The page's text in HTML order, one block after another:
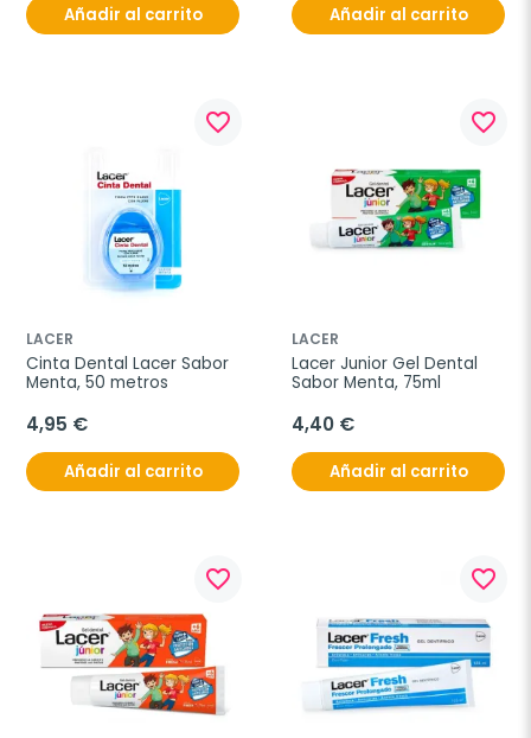
Añadir al carrito Añadir al carrito
favorite_border
LACER
Cinta Dental Lacer Sabor
Menta, 50 metros
4,95 €
Añadir al carrito
favorite_border
LACER
Lacer Junior Gel Dental
Sabor Menta, 75ml
4,40 €
Añadir al carrito
favorite_border favorite_border